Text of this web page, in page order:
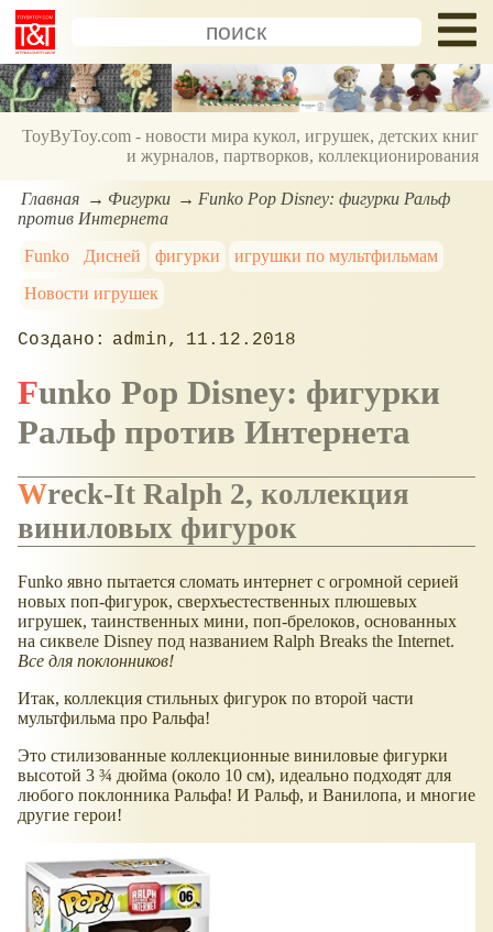
ToyByToy.com - новости мира кукол, игрушек, детских книг
и журналов, партворков, коллекционирования
Главная Фигурки
Funko Pop Disney: фигурки Ральф
против Интернета
Funko
Дисней фигурки
игрушки по мультфильмам
Новости игрушек
admin 11.12.2018
Funko Pop Disney: фигурки
Ральф против Интернета
Wreck-It Ralph 2, коллекция
виниловых фигурок
Funko явно пытается сломать интернет с огромной серией
новых поп-фигурок, сверхъестественных плюшевых
игрушек, таинственных мини, поп-брелоков, основанных
на сиквеле Disney под названием Ralph Breaks the Internet.
Все для поклонников!
Итак, коллекция стильных фигурок по второй части
мультфильма про Ральфа!
Это стилизованные коллекционные виниловые фигурки
высотой 3 ¾ дюйма (около 10 см), идеально подходят для
любого поклонника Ральфа! И Ральф, и Ванилопа, и многие
другие герои!